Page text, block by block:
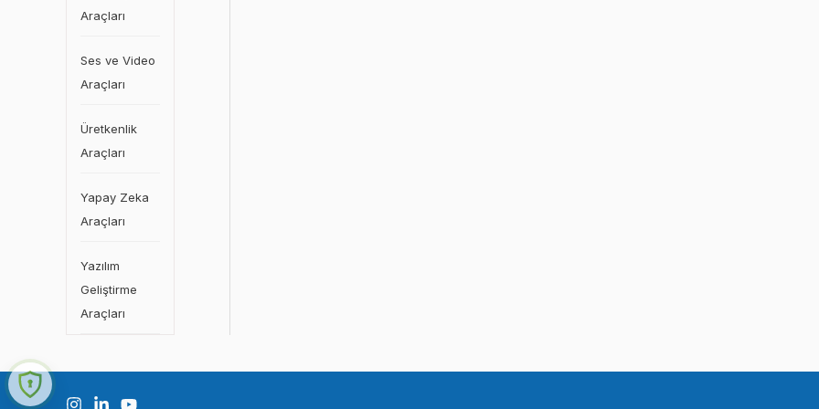
Araçları
Ses ve Video
Araçları
Üretkenlik
Araçları
Yapay Zeka
Araçları
Yazılım
Geliştirme
Araçları